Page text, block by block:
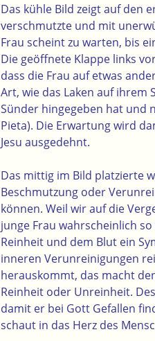
Das kühle Bild zeigt auf den
verschmutzte und mit
Frau scheint zu warten, bis
Die geöffnete Klappe links
dass die Frau auf etwas
Art, wie das Laken auf ihrem
Sünder hingegeben hat und
Pieta). Die Erwartung wird
Jesu ausgedehnt.
Das mittig im Bild platzierte
Beschmutzung oder
können. Weil wir auf die
junge Frau wahrscheinlich
Reinheit und dem Blut ein
inneren Verunreinigungen
herauskommt, das macht
Reinheit oder Unreinheit.
damit er bei Gott Gefallen
schaut in das Herz des